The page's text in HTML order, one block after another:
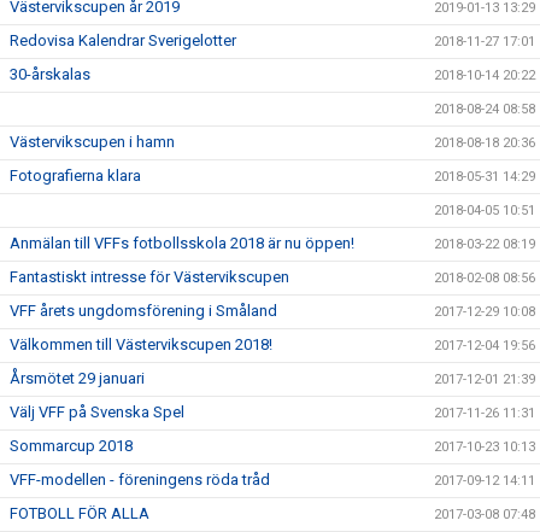
Västervikscupen år 2019 2019-01-13 13:29
Redovisa Kalendrar Sverigelotter 2018-11-27 17:01
30-årskalas 2018-10-14 20:22
2018-08-24 08:58
Västervikscupen i hamn 2018-08-18 20:36
Fotografierna klara 2018-05-31 14:29
2018-04-05 10:51
Anmälan till VFFs fotbollsskola 2018 är nu öppen! 2018-03-22 08:19
Fantastiskt intresse för Västervikscupen 2018-02-08 08:56
VFF årets ungdomsförening i Småland 2017-12-29 10:08
Välkommen till Västervikscupen 2018! 2017-12-04 19:56
Årsmötet 29 januari 2017-12-01 21:39
Välj VFF på Svenska Spel 2017-11-26 11:31
Sommarcup 2018 2017-10-23 10:13
VFF-modellen - föreningens röda tråd 2017-09-12 14:11
FOTBOLL FÖR ALLA 2017-03-08 07:48